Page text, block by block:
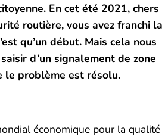
En cet été 2021, chers
routière, vous avez franchi la
qu’un début. Mais cela nous
d’un signalement de zone
le problème est résolu.
économique pour la qualité